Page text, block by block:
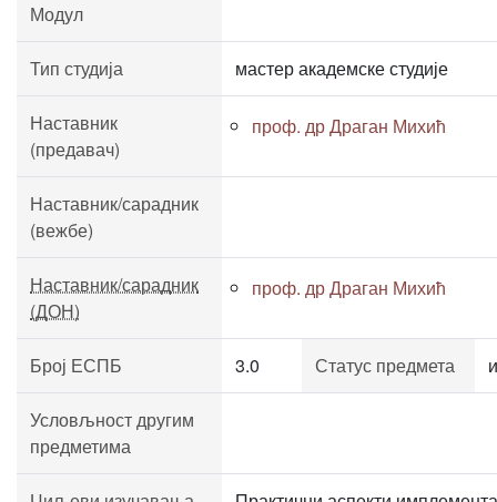
Модул
Тип студија мастер академске студије
Наставник
(предавач)
проф. др Драган Михић
Наставник/сарадник
(вежбе)
Наставник/сарадник
(ДОН)
проф. др Драган Михић
Број ЕСПБ 3.0 Статус предмета
Условљност другим
предметима